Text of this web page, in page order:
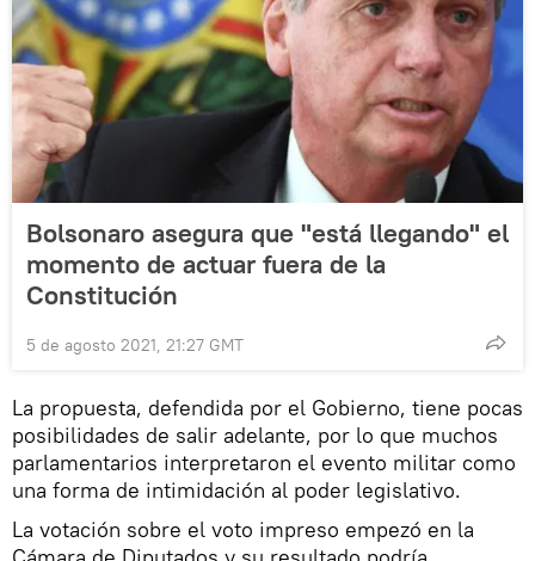
Bolsonaro asegura que "está llegando" el
momento de actuar fuera de la
Constitución
5 de agosto 2021, 21:27 GMT
La propuesta, defendida por el Gobierno, tiene pocas
posibilidades de salir adelante, por lo que muchos
parlamentarios interpretaron el evento militar como
una forma de intimidación al poder legislativo.
La votación sobre el voto impreso empezó en la